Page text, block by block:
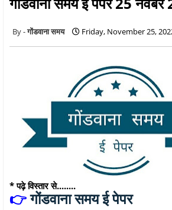
गोंडवाना समय Friday, November 25,
* पढ़े विस्तार से........
👉गोंडवाना समय ई पेपर